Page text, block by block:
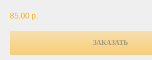
85,00 р.
ЗАКАЗАТЬ